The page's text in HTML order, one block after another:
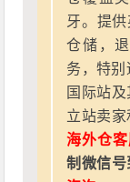
牙。提
仓储，
务，特别
国际站
立站卖家
海外仓
制微信